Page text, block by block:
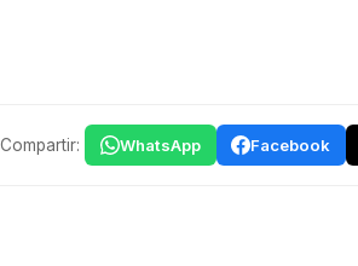
Compartir: WhatsApp Facebook